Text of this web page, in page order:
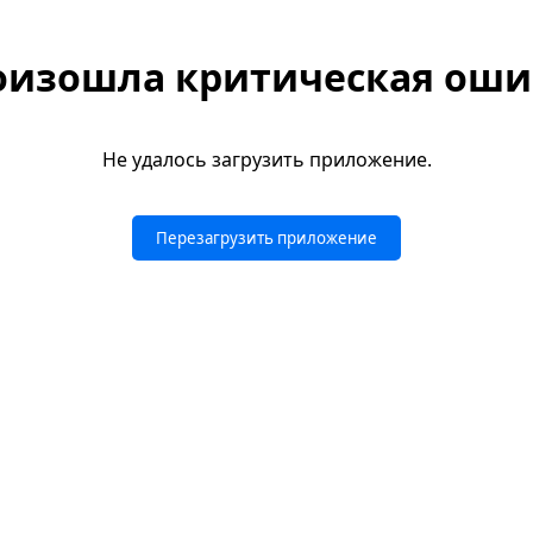
критическая
Не удалось загрузить приложение.
Перезагрузить приложение